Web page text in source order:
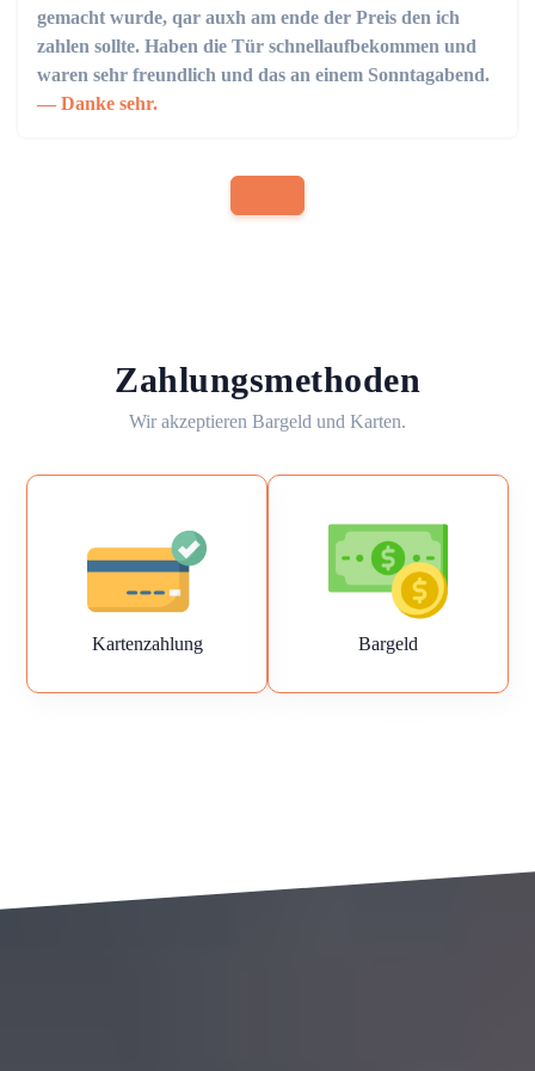
gemacht wurde, qar auxh am ende der Preis den ich
zahlen sollte. Haben die Tür schnellaufbekommen und
waren sehr freundlich und das an einem Sonntagabend.
Danke sehr.
Zahlungsmethoden
Wir akzeptieren Bargeld und Karten.
Kartenzahlung Bargeld